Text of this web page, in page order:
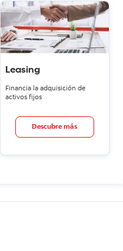
Leasing
Financia la adquisición de
activos fijos
Descubre más